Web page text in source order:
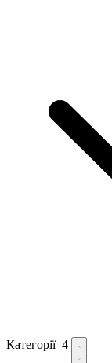
Категорії 4